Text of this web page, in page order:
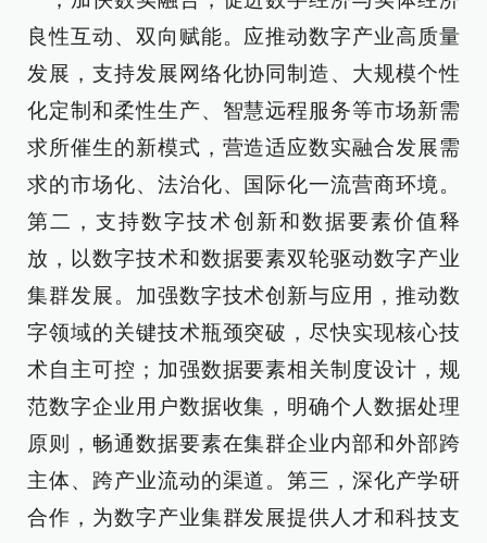
良性互动、双向赋能。应推动数字产业高质量
发展，支持发展网络化协同制造、大规模个性
化定制和柔性生产、智慧远程服务等市场新需
求所催生的新模式，营造适应数实融合发展需
求的市场化、法治化、国际化一流营商环境。
第二，支持数字技术创新和数据要素价值释
放，以数字技术和数据要素双轮驱动数字产业
集群发展。加强数字技术创新与应用，推动数
字领域的关键技术瓶颈突破，尽快实现核心技
术自主可控；加强数据要素相关制度设计，规
范数字企业用户数据收集，明确个人数据处理
原则，畅通数据要素在集群企业内部和外部跨
主体、跨产业流动的渠道。第三，深化产学研
合作，为数字产业集群发展提供人才和科技支